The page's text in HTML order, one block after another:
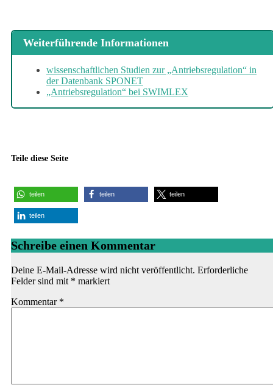
Weiterführende Informationen
wissenschaftlichen Studien zur „Antriebsregulation“ in
der Datenbank SPONET
„Antriebsregulation“ bei SWIMLEX
Teile diese Seite
teilen teilen teilen
teilen
Schreibe einen Kommentar
Deine E-Mail-Adresse wird nicht veröffentlicht. Erforderliche
Felder sind mit * markiert
Kommentar *